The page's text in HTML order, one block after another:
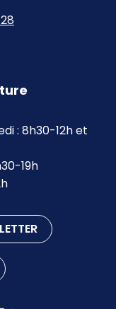
: 8h30-12h et
19h